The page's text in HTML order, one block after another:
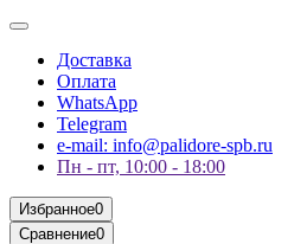
Доставка
Оплата
WhatsApp
Telegram
e-mail: info@palidore-spb.ru
Пн - пт, 10:00 - 18:00
Избранное0
Сравнение0